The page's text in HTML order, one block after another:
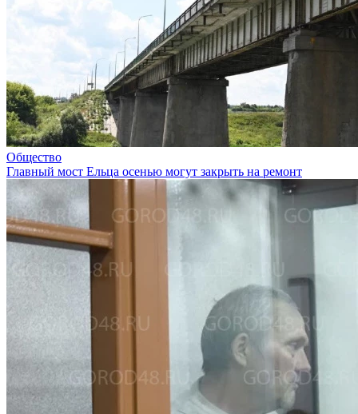
Общество
Главный мост Ельца осенью могут закрыть на ремонт